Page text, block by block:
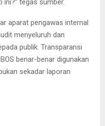
ini?” tegas sumber.
aparat pengawas internal
menyeluruh dan
publik. Transparansi
benar-benar digunakan
sekadar laporan